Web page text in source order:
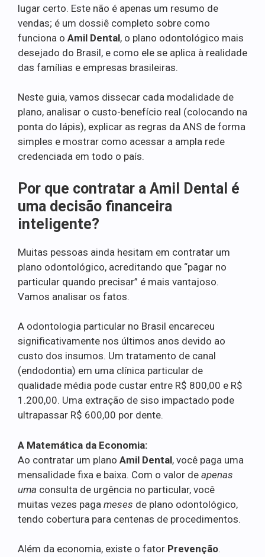
lugar certo. Este não é apenas um resumo de
vendas; é um dossiê completo sobre como
funciona o Amil Dental, o plano odontológico mais
desejado do Brasil, e como ele se aplica à realidade
das famílias e empresas brasileiras.
Neste guia, vamos dissecar cada modalidade de
plano, analisar o custo-benefício real (colocando na
ponta do lápis), explicar as regras da ANS de forma
simples e mostrar como acessar a ampla rede
credenciada em todo o país.
Por que contratar a Amil Dental é
uma decisão financeira
inteligente?
Muitas pessoas ainda hesitam em contratar um
plano odontológico, acreditando que “pagar no
particular quando precisar” é mais vantajoso.
Vamos analisar os fatos.
A odontologia particular no Brasil encareceu
significativamente nos últimos anos devido ao
custo dos insumos. Um tratamento de canal
(endodontia) em uma clínica particular de
qualidade média pode custar entre R$ 800,00 e R$
1.200,00. Uma extração de siso impactado pode
ultrapassar R$ 600,00 por dente.
A Matemática da Economia:
Ao contratar um plano Amil Dental, você paga uma
mensalidade fixa e baixa. Com o valor de apenas
uma consulta de urgência no particular, você
muitas vezes paga meses de plano odontológico,
tendo cobertura para centenas de procedimentos.
Além da economia, existe o fator Prevenção.